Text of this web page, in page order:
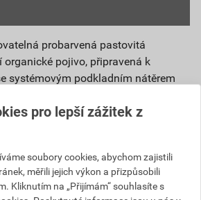
probarvená pastovitá
pojivo, připravená k
systémovým podkladním nátěrem
vnějšího souvrství
systémů v nočních hodinách,
vody na povrchu, která
půdu pro růst nevzhledných řas.
weberpas aquaBalance dokáže
pro lepší zážitek z
soubory cookies, abychom zajistili
měřili jejich výkon a přizpůsobili
Kliknutím na „Přijímám“ souhlasíte s